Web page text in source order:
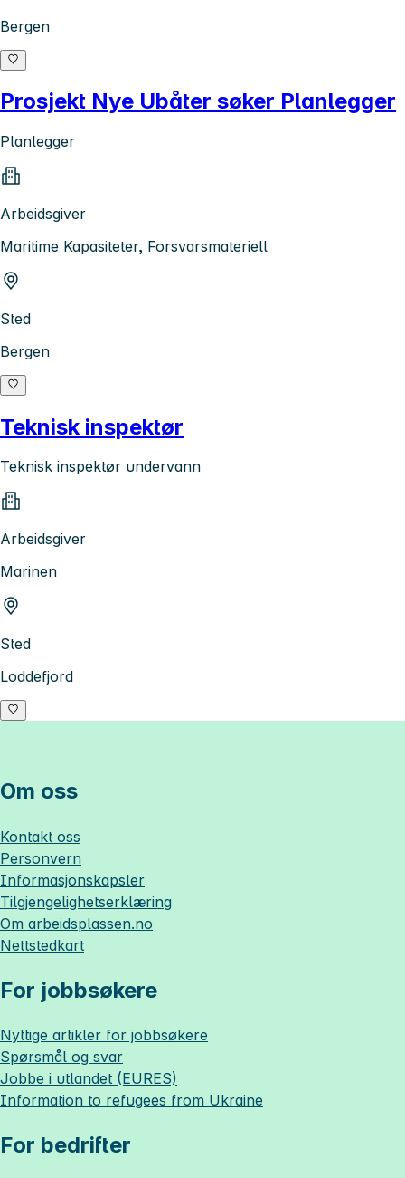
Bergen
Prosjekt Nye Ubåter søker Planlegger
Planlegger
Arbeidsgiver
Maritime Kapasiteter, Forsvarsmateriell
Sted
Bergen
Teknisk inspektør
Teknisk inspektør undervann
Arbeidsgiver
Marinen
Sted
Loddefjord
Om oss
Kontakt oss
Personvern
Informasjonskapsler
Tilgjengelighetserklæring
Om arbeidsplassen.no
Nettstedkart
For jobbsøkere
Nyttige artikler for jobbsøkere
Spørsmål og svar
Jobbe i utlandet (EURES)
Information to refugees from Ukraine
For bedrifter